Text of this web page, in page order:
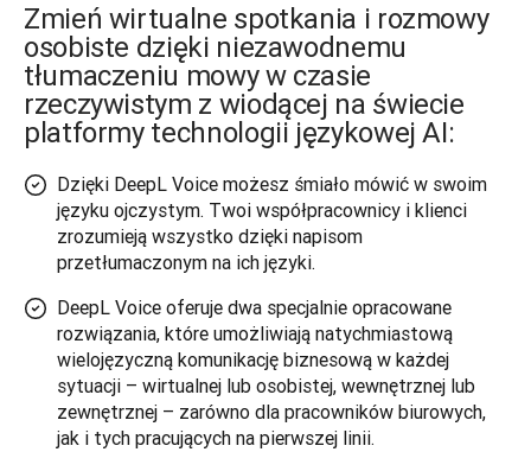
Zmień wirtualne spotkania i rozmowy
osobiste dzięki niezawodnemu
tłumaczeniu mowy w czasie
rzeczywistym z wiodącej na świecie
platformy technologii językowej AI:
Dzięki DeepL Voice możesz śmiało mówić w swoim
języku ojczystym. Twoi współpracownicy i klienci
zrozumieją wszystko dzięki napisom
przetłumaczonym na ich języki.
DeepL Voice oferuje dwa specjalnie opracowane
rozwiązania, które umożliwiają natychmiastową
wielojęzyczną komunikację biznesową w każdej
sytuacji – wirtualnej lub osobistej, wewnętrznej lub
zewnętrznej – zarówno dla pracowników biurowych,
jak i tych pracujących na pierwszej linii.